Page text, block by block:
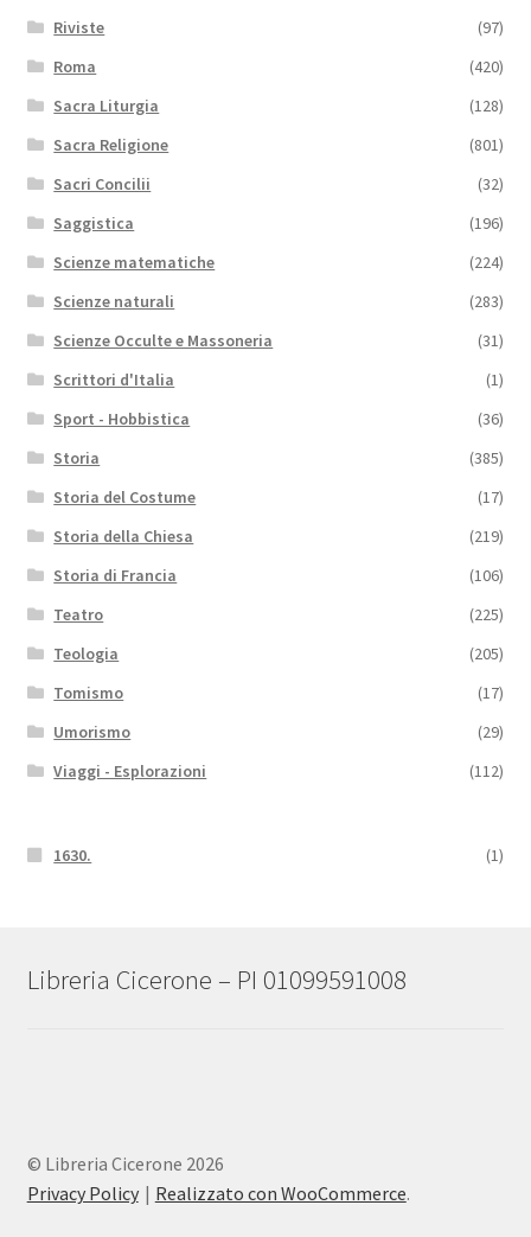
Riviste
(97)
Roma
(420)
Sacra Liturgia
(128)
Sacra Religione
(801)
Sacri Concilii
(32)
Saggistica
(196)
Scienze matematiche
(224)
Scienze naturali
(283)
Scienze Occulte e Massoneria
(31)
Scrittori d'Italia
(1)
Sport - Hobbistica
(36)
Storia
(385)
Storia del Costume
(17)
Storia della Chiesa
(219)
Storia di Francia
(106)
Teatro
(225)
Teologia
(205)
Tomismo
(17)
Umorismo
(29)
Viaggi - Esplorazioni
(112)
1630. (1)
Libreria Cicerone – PI 01099591008
© Libreria Cicerone 2026
Privacy Policy
Realizzato con WooCommerce.